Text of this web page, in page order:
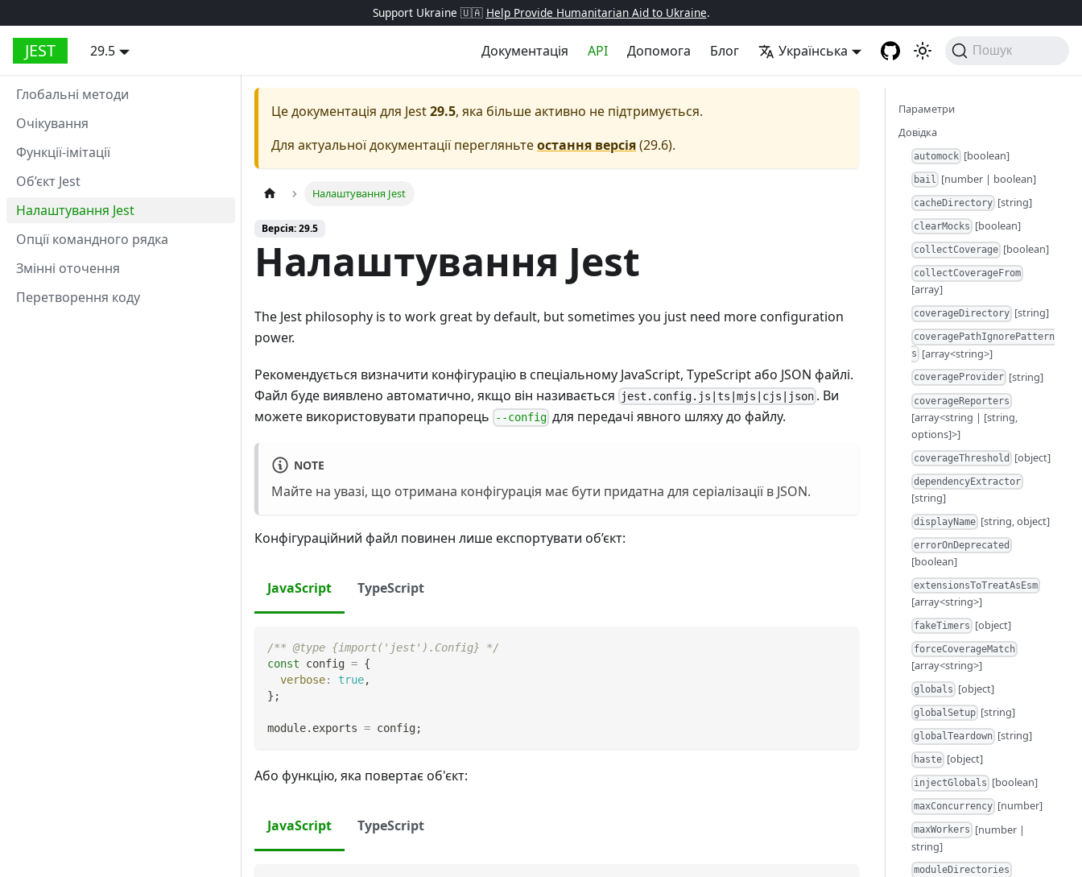
Support Ukraine 🇺🇦 Help Provide Humanitarian Aid to Ukraine.
JEST 29.5 Документація API Допомога Блог Українська Пошук
Глобальні методи
Очікування
Функції-імітації
Об’єкт Jest
Налаштування Jest
Опції командного рядка
Змінні оточення
Перетворення коду
Це документація для Jest29.5, яка більше активно не підтримується.
Для актуальної документації перегляньтеостання версія(29.6).
Налаштування Jest
Версія: 29.5
Налаштування Jest
The Jest philosophy is to work great by default, but sometimes you just need more configuration
power.
Рекомендується визначити конфігурацію в спеціальному JavaScript, TypeScript або JSON файлі.
Файл буде виявлено автоматично, якщо він називається
jest.config.js|ts|mjs|cjs|json . Ви
можете використовувати прапорець
--config для передачі явного шляху до файлу.
NOTE
Майте на увазі, що отримана конфігурація має бути придатна для серіалізації в JSON.
Конфігураційний файл повинен лише експортувати об’єкт:
JavaScript TypeScript
/** @type {import('jest').Config} */
const config = {
verbose: true,
} ;
module. exports = config;
Або функцію, яка повертає об'єкт:
JavaScript TypeScript
Параметри
Довідка
automock [boolean]
bail [number | boolean]
cacheDirectory [string]
clearMocks [boolean]
collectCoverage [boolean]
collectCoverageFrom
[array]
coverageDirectory [string]
coveragePathIgnorePattern
s [array<string>]
coverageProvider [string]
coverageReporters
[array<string | [string,
options]>]
coverageThreshold [object]
dependencyExtractor
[string]
displayName [string, object]
errorOnDeprecated
[boolean]
extensionsToTreatAsEsm
[array<string>]
fakeTimers [object]
forceCoverageMatch
[array<string>]
globals [object]
globalSetup [string]
globalTeardown [string]
haste [object]
injectGlobals [boolean]
maxConcurrency [number]
maxWorkers [number |
string]
moduleDirectories